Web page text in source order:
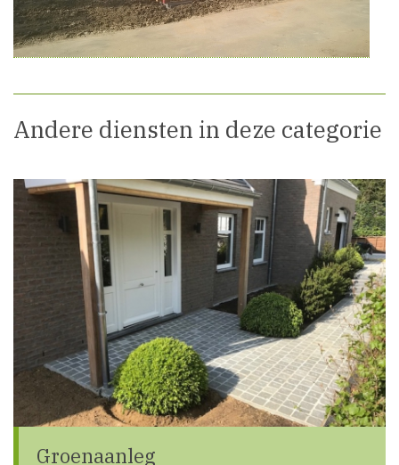
Andere diensten in deze categorie
Groenaanleg